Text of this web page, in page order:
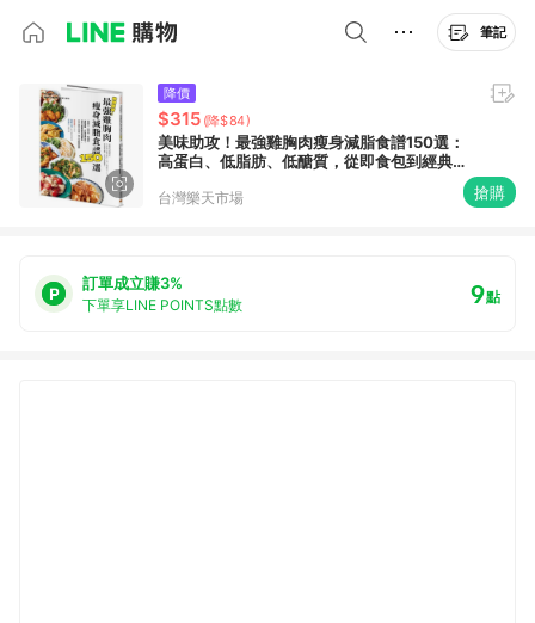
筆記
降價
$315 (降$84)
美味助攻！最強雞胸肉瘦身減脂食譜150選：
高蛋白、低脂肪、低醣質，從即食包到經典菜
色，增肌減脂滿足口腹的蛋白質減肥法！作法
快速又簡易，懶人也能輕鬆煮【城邦讀書花
台灣樂天市場 搶購
訂單成立賺3%
下單享LINE POINTS點數 9點